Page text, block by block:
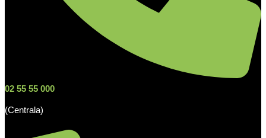
02 55 55 000
(Centrala)